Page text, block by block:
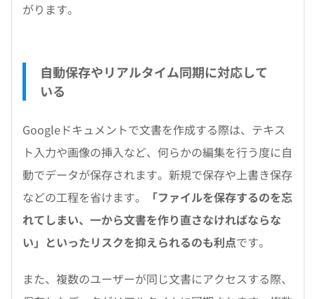
がります。
自動保存やリアルタイム同期に対応して
いる
Googleドキュメントで文書を作成する際は、テキス
ト入力や画像の挿入など、何らかの編集を行う度に自
動でデータが保存されます。新規で保存や上書き保存
などの工程を省けます。
「ファイルを保存するのを忘
れてしまい、一から文書を作り直さなければならな
い」といったリスクを抑えられるのも利点です。
また、複数のユーザーが同じ文書にアクセスする際、